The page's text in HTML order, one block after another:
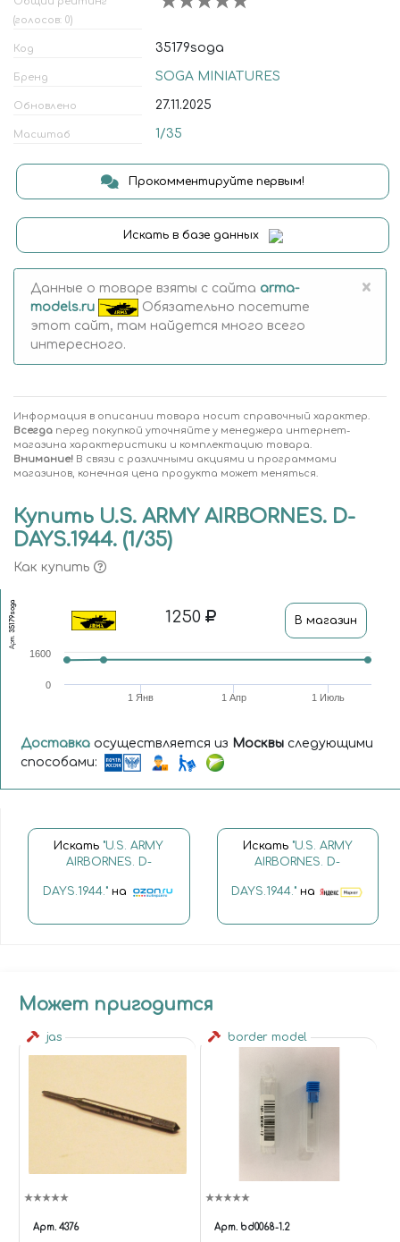
(голосов: 0)
Код 35179soga
Бренд SOGA MINIATURES
Обновлено 27.11.2025
Масштаб 1/35
Прокомментируйте первым!
Искать в базе данных
Данные о товаре взяты с сайта arma-
models.ru
Обязательно посетите
этот сайт, там найдется много всего
интересного.
×
Информация в описании товара носит справочный характер.
Всегда перед покупкой уточняйте у менеджера интернет-
магазина характеристики и комплектацию товара.
Внимание! В связи с различными акциями и программами
магазинов, конечная цена продукта может меняться.
Купить U.S. ARMY AIRBORNES. D-
DAYS.1944. (1/35)
Как купить
Арт.
35179soga 1250 В магазин
1 Янв 1 Апр 1 Июль
0
1600
Доставка осуществляется из Москвы следующими
способами:
Искать "U.S. ARMY
AIRBORNES. D-
DAYS.1944."на
Искать "U.S. ARMY
AIRBORNES. D-
DAYS.1944." на
Может пригодится
jas
Арт. 4376
border model
Арт. bd0068-1.2